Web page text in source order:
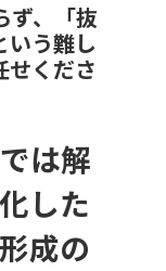
ず、「抜
いう難し
せくださ
は解
した
成の